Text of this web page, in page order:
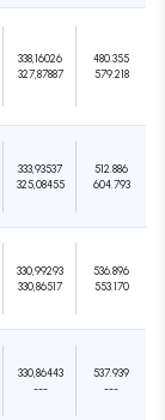
338,16026
327,87887
480.355
579.218
333,93537
325,08455
512.886
604.793
330,99293
330,86517
536.896
553.170
330,86443
---
537.939
---